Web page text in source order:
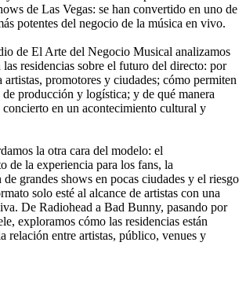
de Las Vegas: se han convertido en uno de
potentes del negocio de la música en vivo.
de El Arte del Negocio Musical analizamos
las residencias sobre el futuro del directo: por
artistas, promotores y ciudades; cómo permiten
de producción y logística; y de qué manera
en un acontecimiento cultural y
la otra cara del modelo: el
de la experiencia para los fans, la
grandes shows en pocas ciudades y el riesgo
solo esté al alcance de artistas con una
De Radiohead a Bad Bunny, pasando por
exploramos cómo las residencias están
relación entre artistas, público, venues y